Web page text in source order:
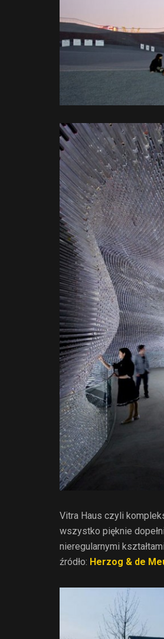
Vitra Haus czyli
wszystko pięknie
nieregularnymi
źródło: Herzog & de